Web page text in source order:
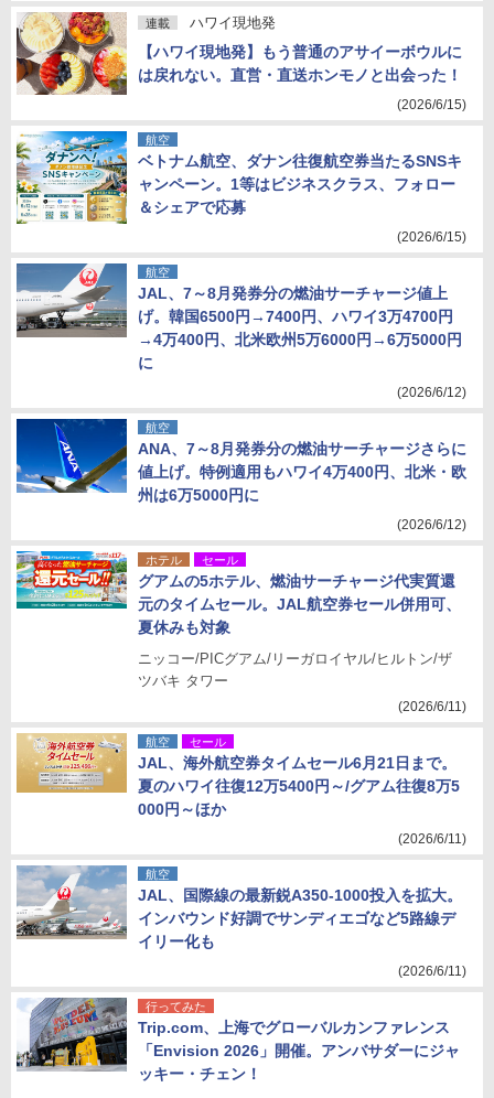
連載 ハワイ現地発
【ハワイ現地発】もう普通のアサイーボウルに
は戻れない。直営・直送ホンモノと出会った！
(2026/6/15)
航空
ベトナム航空、ダナン往復航空券当たるSNSキ
ャンペーン。1等はビジネスクラス、フォロー
＆シェアで応募
(2026/6/15)
航空
JAL、7～8月発券分の燃油サーチャージ値上
げ。韓国6500円→7400円、ハワイ3万4700円
→4万400円、北米欧州5万6000円→6万5000円
に
(2026/6/12)
航空
ANA、7～8月発券分の燃油サーチャージさらに
値上げ。特例適用もハワイ4万400円、北米・欧
州は6万5000円に
(2026/6/12)
ホテル セール
グアムの5ホテル、燃油サーチャージ代実質還
元のタイムセール。JAL航空券セール併用可、
夏休みも対象
ニッコー/PICグアム/リーガロイヤル/ヒルトン/ザ
ツバキ タワー
(2026/6/11)
航空 セール
JAL、海外航空券タイムセール6月21日まで。
夏のハワイ往復12万5400円～/グアム往復8万5
000円～ほか
(2026/6/11)
航空
JAL、国際線の最新鋭A350-1000投入を拡大。
インバウンド好調でサンディエゴなど5路線デ
イリー化も
(2026/6/11)
行ってみた
Trip.com、上海でグローバルカンファレンス
「Envision 2026」開催。アンバサダーにジャ
ッキー・チェン！